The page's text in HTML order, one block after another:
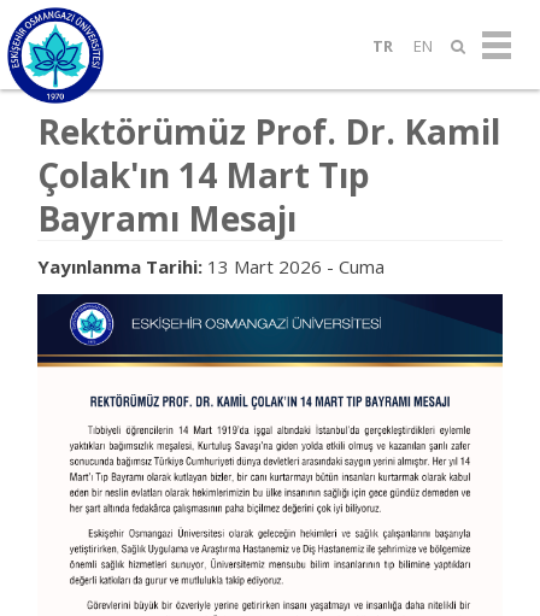
TR EN
Rektörümüz Prof. Dr. Kamil
Çolak'ın 14 Mart Tıp
Bayramı Mesajı
Yayınlanma Tarihi: 13 Mart 2026 - Cuma